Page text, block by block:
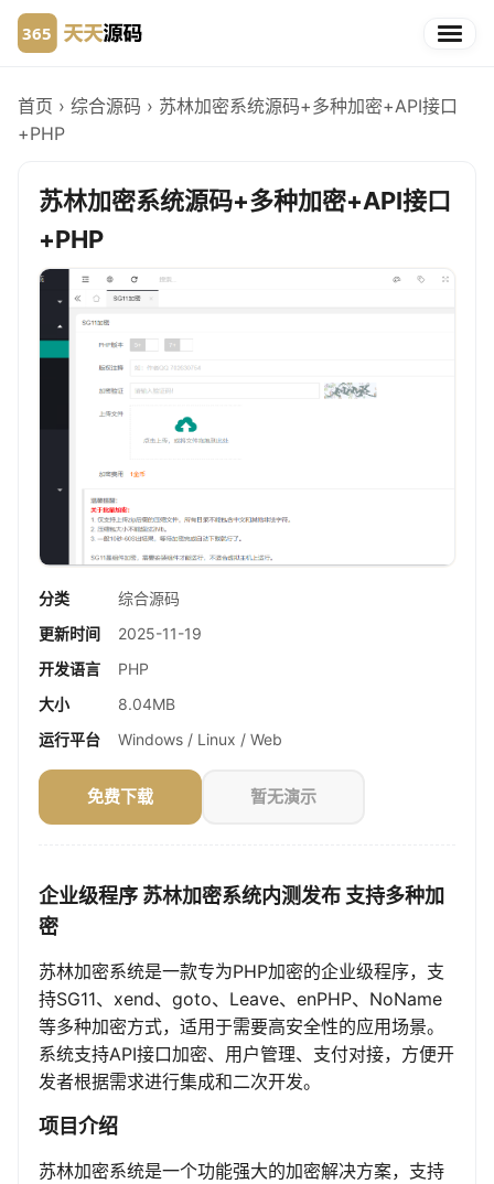
首页 › 综合源码 › 苏林加密系统源码+多种加密+API接口
+PHP
苏林加密系统源码+多种加密+API接口
+PHP
分类
综合源码
更新时间
2025-11-19
开发语言
PHP
大小
8.04MB
运行平台
Windows / Linux / Web
免费下载 暂无演示
企业级程序 苏林加密系统内测发布 支持多种加
密
苏林加密系统是一款专为PHP加密的企业级程序，支
持SG11、xend、goto、Leave、enPHP、NoName
等多种加密方式，适用于需要高安全性的应用场景。
系统支持API接口加密、用户管理、支付对接，方便开
发者根据需求进行集成和二次开发。
项目介绍
苏林加密系统是一个功能强大的加密解决方案，支持